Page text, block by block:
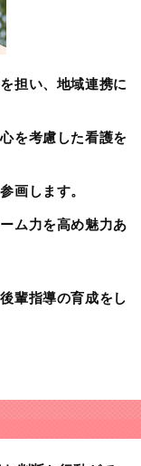
担い、地域連携に
を考慮した看護を
画します。
ム力を高め魅力あ
輩指導の育成をし